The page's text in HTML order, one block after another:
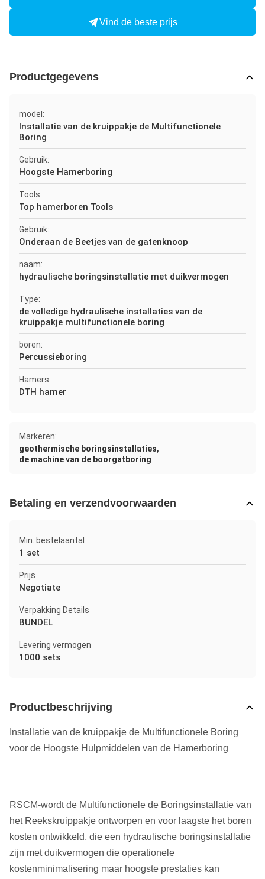
Vind de beste prijs
Productgegevens
model:
Installatie van de kruippakje de Multifunctionele
Boring
Gebruik:
Hoogste Hamerboring
Tools:
Top hamerboren Tools
Gebruik:
Onderaan de Beetjes van de gatenknoop
naam:
hydraulische boringsinstallatie met duikvermogen
Type:
de volledige hydraulische installaties van de
kruippakje multifunctionele boring
boren:
Percussieboring
Hamers:
DTH hamer
Markeren:
geothermische boringsinstallaties,
de machine van de boorgatboring
Betaling en verzendvoorwaarden
Min. bestelaantal
1 set
Prijs
Negotiate
Verpakking Details
BUNDEL
Levering vermogen
1000 sets
Productbeschrijving
Installatie van de kruippakje de Multifunctionele Boring
voor de Hoogste Hulpmiddelen van de Hamerboring
RSCM-wordt de Multifunctionele de Boringsinstallatie van
het Reekskruippakje ontworpen en voor laagste het boren
kosten ontwikkeld, die een hydraulische boringsinstallatie
zijn met duikvermogen die operationele
kostenminimalisering maar hoogste prestaties kan